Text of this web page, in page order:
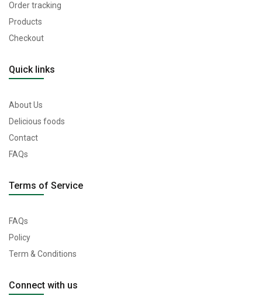
Order tracking
Products
Checkout
Quick links
About Us
Delicious foods
Contact
FAQs
Terms of Service
FAQs
Policy
Term & Conditions
Connect with us